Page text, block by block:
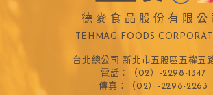
德麥食品股份有限公
TEHMAG FOODS
台北總公司 新北市五股區五權五
電話：（02）-2298-1347
傳真：（02）-2298-2263